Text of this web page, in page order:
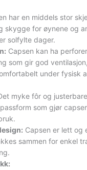
har en middels stor
skygge for øynene og
solfylte dager.
Capsen kan ha
som gir god
under fysisk
myke fôr og
som gjør
Capsen er lett og
sammen for enkel